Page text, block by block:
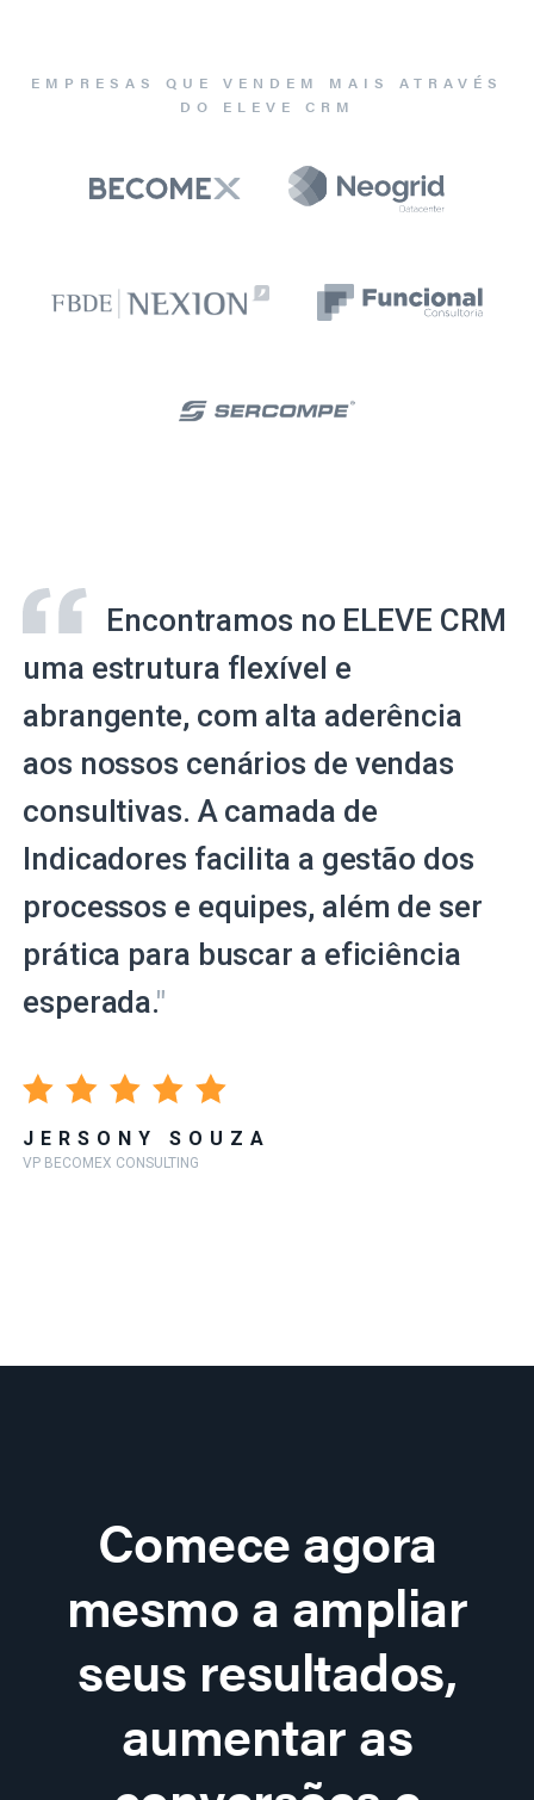
EMPRESAS QUE VENDEM MAIS ATRAVÉS
DO ELEVE CRM
Encontramos no ELEVE CRM
uma estrutura flexível e
abrangente, com alta aderência
aos nossos cenários de vendas
consultivas. A camada de
Indicadores facilita a gestão dos
processos e equipes, além de ser
prática para buscar a eficiência
esperada."
JERSONY SOUZA
VP BECOMEX CONSULTING
Comece agora
mesmo a ampliar
seus resultados,
aumentar as